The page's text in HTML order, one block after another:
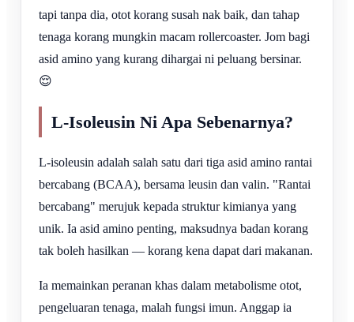
tapi tanpa dia, otot korang susah nak baik, dan tahap
tenaga korang mungkin macam rollercoaster. Jom bagi
asid amino yang kurang dihargai ni peluang bersinar.
😌
L-Isoleusin Ni Apa Sebenarnya?
L-isoleusin adalah salah satu dari tiga asid amino rantai
bercabang (BCAA), bersama leusin dan valin. "Rantai
bercabang" merujuk kepada struktur kimianya yang
unik. Ia asid amino penting, maksudnya badan korang
tak boleh hasilkan — korang kena dapat dari makanan.
Ia memainkan peranan khas dalam metabolisme otot,
pengeluaran tenaga, malah fungsi imun. Anggap ia